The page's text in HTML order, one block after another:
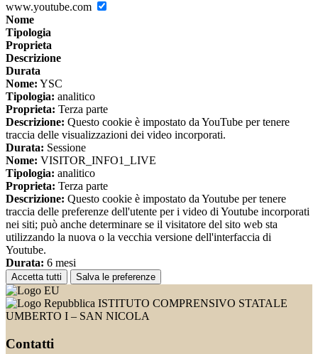
www.youtube.com
Nome
Tipologia
Proprieta
Descrizione
Durata
Nome: YSC
Tipologia: analitico
Proprieta: Terza parte
Descrizione: Questo cookie è impostato da YouTube per tenere
traccia delle visualizzazioni dei video incorporati.
Durata: Sessione
Nome: VISITOR_INFO1_LIVE
Tipologia: analitico
Proprieta: Terza parte
Descrizione: Questo cookie è impostato da Youtube per tenere
traccia delle preferenze dell'utente per i video di Youtube incorporati
nei siti; può anche determinare se il visitatore del sito web sta
utilizzando la nuova o la vecchia versione dell'interfaccia di
Youtube.
Durata: 6 mesi
Accetta tutti Salva le preferenze
ISTITUTO COMPRENSIVO STATALE
UMBERTO I – SAN NICOLA
Contatti